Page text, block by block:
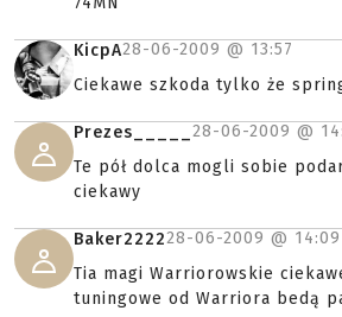
KicpA28-06-2009 @ 13:57
Ciekawe szkoda tylko że
Prezes_____ 28-06-2009 @
Te pół dolca mogli sobie
ciekawy
Baker222228-06-2009 @ 14:09
Tia magi Warriorowskie
tuningowe od Warriora bedą